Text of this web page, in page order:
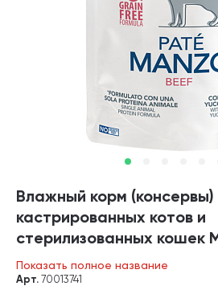
Влажный корм (консервы)
кастрированных котов и
стерилизованных кошек
MONOPROTEIN
говядина пауч (85 гр)
Показать полное название
Арт. 70013741